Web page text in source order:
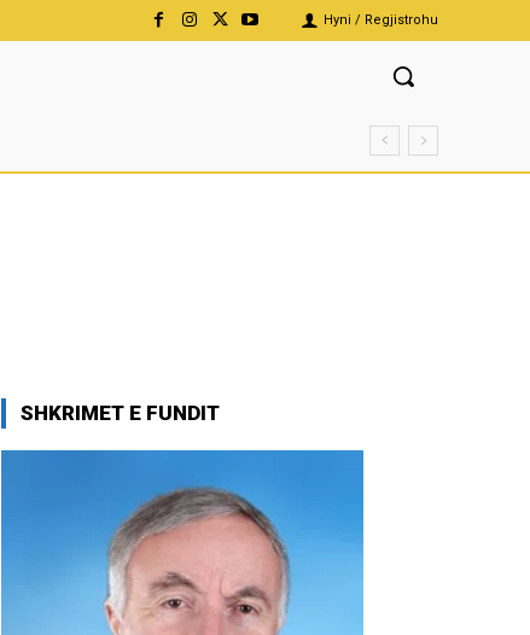
Hyni / Regjistrohu
SHKRIMET E FUNDIT